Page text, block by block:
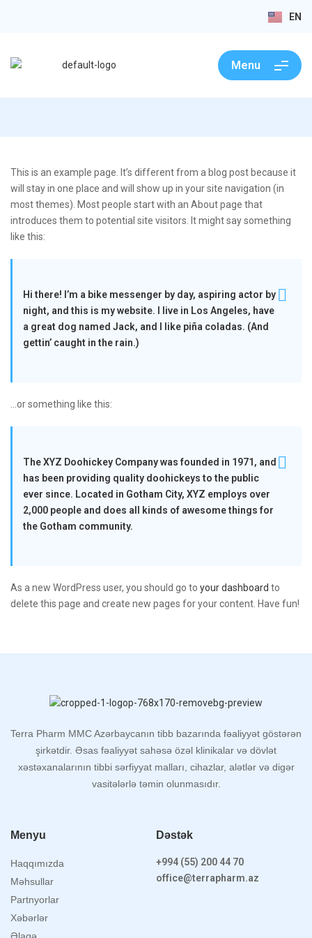
EN
Menu
This is an example page. It’s different from a blog post because it
will stay in one place and will show up in your site navigation (in
most themes). Most people start with an About page that
introduces them to potential site visitors. It might say something
like this:
Hi there! I’m a bike messenger by day, aspiring actor by
night, and this is my website. I live in Los Angeles, have
a great dog named Jack, and I like piña coladas. (And
gettin’ caught in the rain.)
…or something like this:
The XYZ Doohickey Company was founded in 1971, and
has been providing quality doohickeys to the public
ever since. Located in Gotham City, XYZ employs over
2,000 people and does all kinds of awesome things for
the Gotham community.
As a new WordPress user, you should go to your dashboard to
delete this page and create new pages for your content. Have fun!
Terra Pharm MMC Azərbaycanın tibb bazarında fəaliyyət göstərən
şirkətdir. Əsas fəaliyyət sahəsə özəl klinikalar və dövlət
xəstəxanalarının tibbi sərfiyyat malları, cihazlar, alətlər və digər
vasitələrlə təmin olunmasıdır.
Menyu
Haqqımızda
Məhsullar
Partnyorlar
Xəbərlər
Dəstək
+994 (55) 200 44 70
office@terrapharm.az